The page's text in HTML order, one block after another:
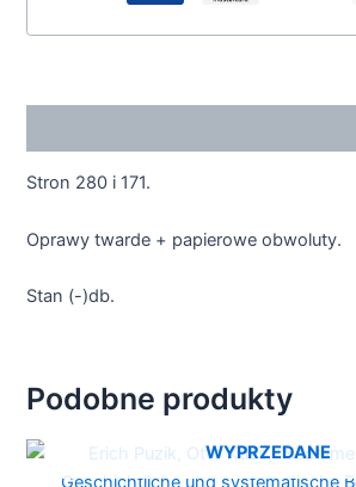
Stron 280 i 171.
Oprawy twarde + papierowe obwoluty.
Stan (-)db.
Podobne produkty
WYPRZEDANE